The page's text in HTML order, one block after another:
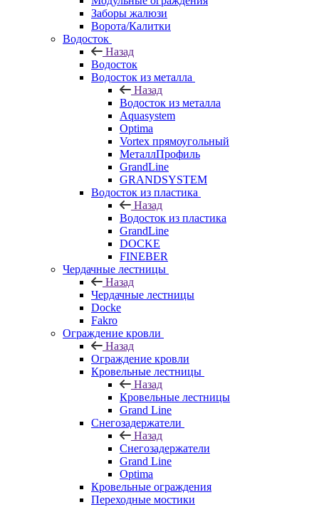
Заборы жалюзи
Ворота/Калитки
Водосток
Назад
Водосток
Водосток из металла
Назад
Водосток из металла
Aquasystem
Optima
Vortex прямоугольный
МеталлПрофиль
GrandLine
GRANDSYSTEM
Водосток из пластика
Назад
Водосток из пластика
GrandLine
DOCKE
FINEBER
Чердачные лестницы
Назад
Чердачные лестницы
Docke
Fakro
Ограждение кровли
Назад
Ограждение кровли
Кровельные лестницы
Назад
Кровельные лестницы
Grand Line
Снегозадержатели
Назад
Снегозадержатели
Grand Line
Optima
Кровельные ограждения
Переходные мостики